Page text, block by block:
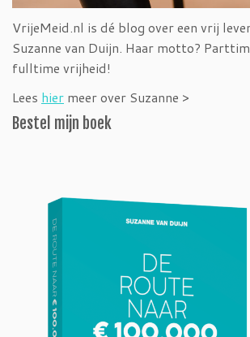
VrijeMeid.nl is dé blog over een vrij
Suzanne van Duijn. Haar motto?
fulltime vrijheid!
Lees hier meer over Suzanne >
Bestel mijn boek